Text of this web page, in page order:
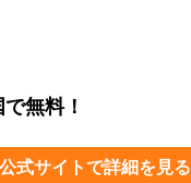
無料！
公式サイトで詳細を見る